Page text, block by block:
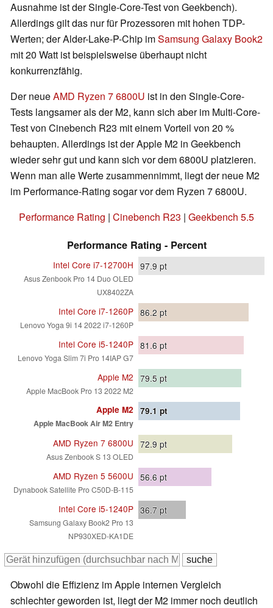
Ausnahme ist der Single-Core-Test von Geekbench).
Allerdings gilt das nur für Prozessoren mit hohen TDP-
Werten; der Alder-Lake-P-Chip imSamsung Galaxy Book2
mit 20 Watt ist beispielsweise überhaupt nicht
konkurrenzfähig.
Der neueAMD Ryzen 7 6800U ist in den Single-Core-
Tests langsamer als der M2, kann sich aber im Multi-Core-
Test von Cinebench R23 mit einem Vorteil von 20 %
behaupten. Allerdings ist der Apple M2 in Geekbench
wieder sehr gut und kann sich vor dem 6800U platzieren.
Wenn man alle Werte zusammennimmt, liegt der neue M2
im Performance-Rating sogar vor dem Ryzen 7 6800U.
Performance Rating | Cinebench R23 | Geekbench 5.5
Performance Rating - Percent
Intel Core i7-12700H
Asus Zenbook Pro 14 Duo OLED
UX8402ZA
97.9 pt
Intel Core i7-1260P
Lenovo Yoga 9i 14 2022 i7-1260P
86.2 pt
Intel Core i5-1240P
Lenovo Yoga Slim 7i Pro 14IAP G7
81.6 pt
Apple M2
Apple MacBook Pro 13 2022 M2
79.5 pt
Apple M2
Apple MacBook Air M2 Entry
79.1 pt
AMD Ryzen 7 6800U
Asus Zenbook S 13 OLED
72.9 pt
AMD Ryzen 5 5600U
Dynabook Satellite Pro C50D-B-115
56.6 pt
Intel Core i5-1240P
Samsung Galaxy Book2 Pro 13
NP930XED-KA1DE
36.7 pt
Obwohl die Effizienz im Apple internen Vergleich
schlechter geworden ist, liegt der M2 immer noch deutlich